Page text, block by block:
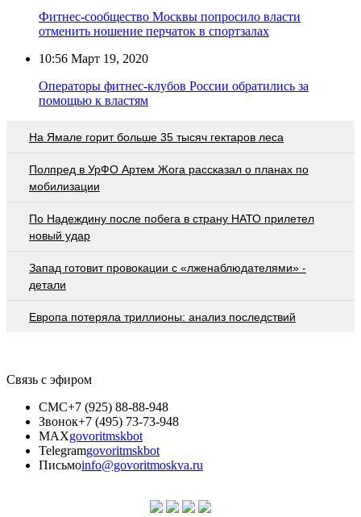
Фитнес-сообщество Москвы попросило власти
отменить ношение перчаток в спортзалах
10:56 Март 19, 2020
Операторы фитнес-клубов России обратились за
помощью к властям
На Ямале горит больше 35 тысяч гектаров леса
Полпред в УрФО Артем Жога рассказал о планах по
мобилизации
По Надеждину после побега в страну НАТО прилетел
новый удар
Запад готовит провокации с «лженаблюдателями» -
детали
Европа потеряла триллионы: анализ последствий
Связь с эфиром
СМС+7 (925) 88-88-948
Звонок+7 (495) 73-73-948
MAXgovoritmskbot
Telegramgovoritmskbot
Письмоinfo@govoritmoskva.ru